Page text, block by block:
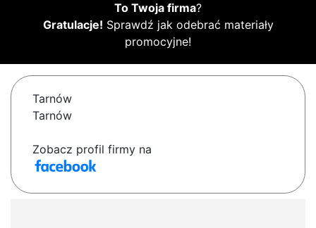
To Twoja firma?
Gratulacje! Sprawdź jak odebrać materiały
promocyjne!
Tarnów
Tarnów
Zobacz profil firmy na